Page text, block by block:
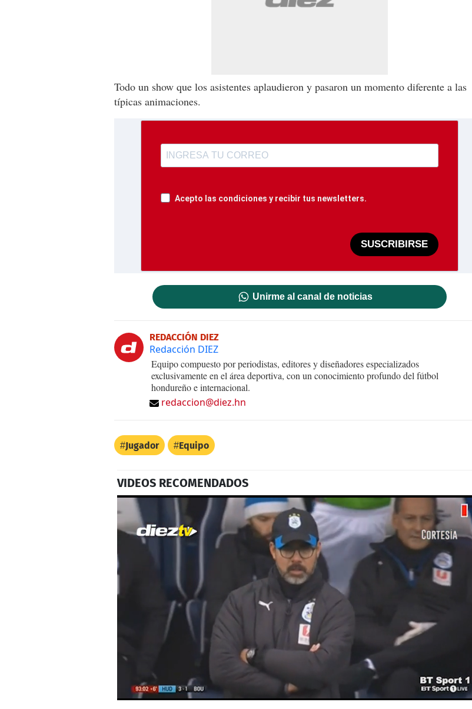
Todo un show que los asistentes aplaudieron y pasaron un momento diferente a las
típicas animaciones.
Acepto las condiciones y recibir tus newsletters.
SUSCRIBIRSE
Unirme al canal de noticias
REDACCIÓN DIEZ
Redacción DIEZ
Equipo compuesto por periodistas, editores y diseñadores especializados
exclusivamente en el área deportiva, con un conocimiento profundo del fútbol
hondureño e internacional.
redaccion@diez.hn
Jugador Equipo
VIDEOS RECOMENDADOS